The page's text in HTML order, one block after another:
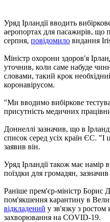
Уряд Ірландії вводить
аеропортах для пасажирів,
серпня, повідомило видання
Міністр охорони здоров'я
уточнив, коли саме набуде
словами, такий крок
коронавірусом.
"Ми вводимо вибіркове
присутність медичних
Доннеллі зазначив, що в
список серед усіх країн ЄС.
заявив він.
Уряд Ірландії також має намір
поїздки для громадян,
Раніше прем'єр-міністр Борис
пом'якшення карантину в
відкладений у зв'язку з ростом
захворювання на COVID-19.